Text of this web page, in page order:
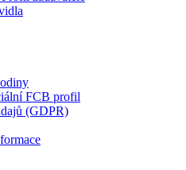
FCB profil
(GDPR)